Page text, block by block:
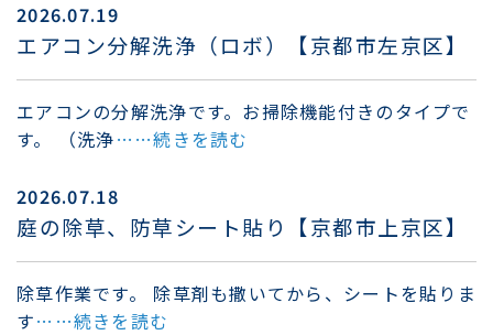
2026.07.19
エアコン分解洗浄（ロボ）【京都市左京区】
エアコンの分解洗浄です。お掃除機能付きのタイプで
す。 （洗浄……続きを読む
2026.07.18
庭の除草、防草シート貼り【京都市上京区】
除草作業です。 除草剤も撒いてから、シートを貼りま
す……続きを読む